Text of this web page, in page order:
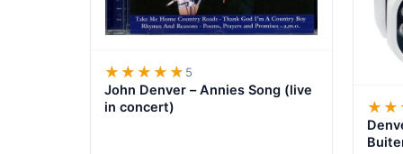
★★★★★
★★★★★ 5
John Denver – Annies Song (live
in concert)